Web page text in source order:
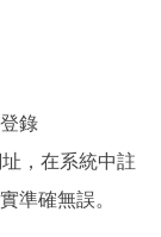
錄
址，在系統中註
準確無誤。